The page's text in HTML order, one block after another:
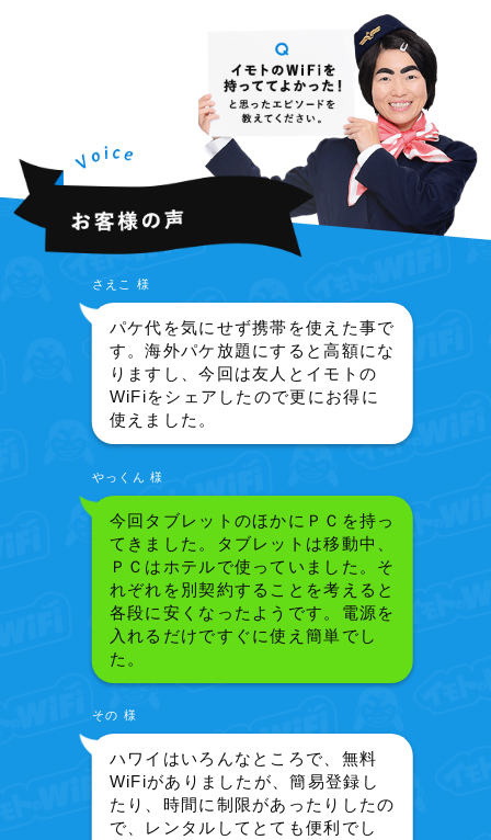
さえこ 様
パケ代を気にせず携帯を使えた事で
す。海外パケ放題にすると高額にな
りますし、今回は友人とイモトの
WiFiをシェアしたので更にお得に
使えました。
やっくん 様
今回タブレットのほかにＰＣを持っ
てきました。タブレットは移動中、
ＰＣはホテルで使っていました。そ
れぞれを別契約することを考えると
各段に安くなったようです。電源を
入れるだけですぐに使え簡単でし
た。
その 様
ハワイはいろんなところで、無料
WiFiがありましたが、簡易登録し
たり、時間に制限があったりしたの
で、レンタルしてとても便利でし